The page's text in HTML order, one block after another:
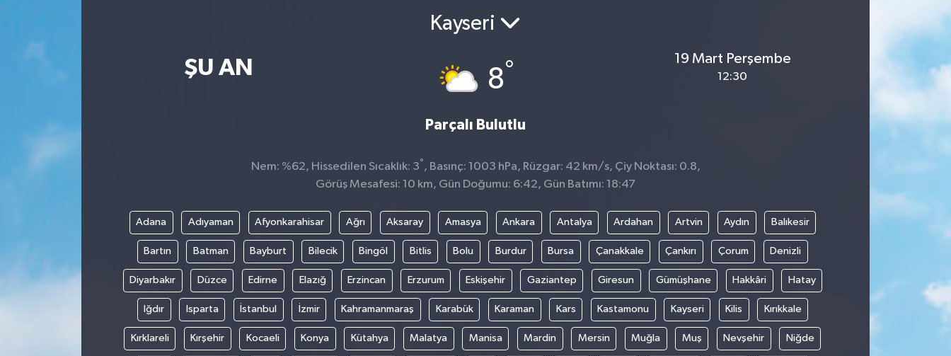
ŞU AN
Kayseri
8°
Parçalı Bulutlu
19 Mart Perşembe
12:30
Nem: %62, Hissedilen Sıcaklık: 3° , Basınç: 1003 hPa, Rüzgar: 42 km/s, Çiy Noktası: 0.8,
Görüş Mesafesi: 10 km, Gün Doğumu: 6:42, Gün Batımı: 18:47
Adana Adıyaman Afyonkarahisar Ağrı Aksaray Amasya Ankara Antalya Ardahan Artvin Aydın Balıkesir
Bartın Batman Bayburt Bilecik Bingöl Bitlis Bolu Burdur Bursa Çanakkale Çankırı Çorum Denizli
Diyarbakır Düzce Edirne Elazığ Erzincan Erzurum Eskişehir Gaziantep Giresun Gümüşhane Hakkâri Hatay
Iğdır Isparta İstanbul İzmir Kahramanmaraş Karabük Karaman Kars Kastamonu Kayseri Kilis Kırıkkale
Kırklareli Kırşehir Kocaeli Konya Kütahya Malatya Manisa Mardin Mersin Muğla Muş Nevşehir Niğde